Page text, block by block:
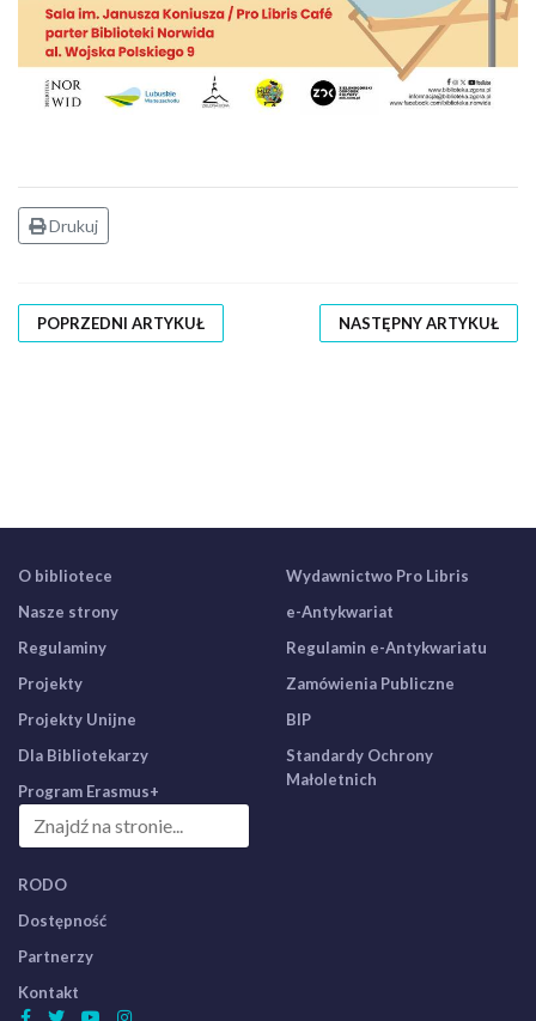
Drukuj
POPRZEDNI ARTYKUŁ NASTĘPNY ARTYKUŁ
O bibliotece
Nasze strony
Regulaminy
Projekty
Projekty Unijne
Dla Bibliotekarzy
Program Erasmus+
Wydawnictwo Pro Libris
e-Antykwariat
Regulamin e-Antykwariatu
Zamówienia Publiczne
BIP
Standardy Ochrony
Małoletnich
RODO
Dostępność
Partnerzy
Kontakt